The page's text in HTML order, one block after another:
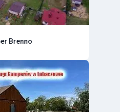
Brenno